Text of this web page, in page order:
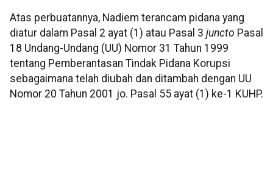
Atas perbuatannya, Nadiem terancam pidana yang
diatur dalam Pasal 2 ayat (1) atau Pasal 3 juncto Pasal
18 Undang-Undang (UU) Nomor 31 Tahun 1999
tentang Pemberantasan Tindak Pidana Korupsi
sebagaimana telah diubah dan ditambah dengan UU
Nomor 20 Tahun 2001 jo. Pasal 55 ayat (1) ke-1 KUHP.